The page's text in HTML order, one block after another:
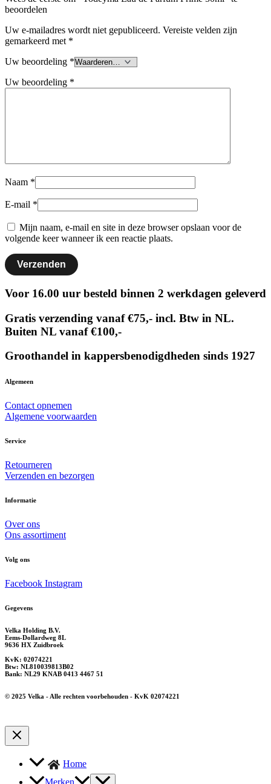
beoordelen
Uw e-mailadres wordt niet gepubliceerd. Vereiste velden zijn
gemarkeerd met *
Uw beoordeling *
Uw beoordeling *
Naam *
E-mail *
Mijn naam, e-mail en site in deze browser opslaan voor de
volgende keer wanneer ik een reactie plaats.
Voor 16.00 uur besteld binnen 2 werkdagen geleverd
Gratis verzending vanaf €75,- incl. Btw in NL.
Buiten NL vanaf €100,-
Groothandel in kappersbenodigdheden sinds 1927
Algemeen
Contact opnemen
Algemene voorwaarden
Service
Retourneren
Verzenden en bezorgen
Informatie
Over ons
Ons assortiment
Volg ons
Facebook Instagram
Gegevens
Velka Holding B.V.
Eems-Dollardweg 8L
9636 HX Zuidbroek
KvK: 02074221
Btw: NL810039813B02
Bank: NL29 KNAB 0413 4467 51
© 2025 Velka - Alle rechten voorbehouden - KvK 02074221
Home